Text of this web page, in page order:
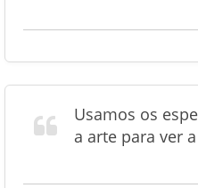
Usamos os
a arte para ver